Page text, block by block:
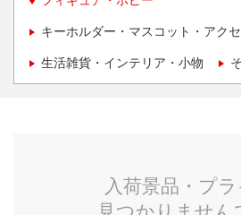
キーホルダー・マスコット・アク
生活雑貨・インテリア・小物